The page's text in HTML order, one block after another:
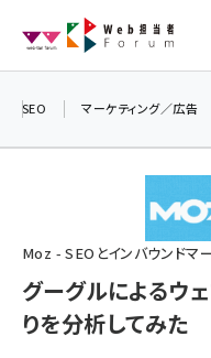
ン
seo (3523)
ai (2804)
youtube (2429)
SEO マーケティング／広告
Moz - SEOとインバウンドマ
グーグルによるウェ
りを分析してみた